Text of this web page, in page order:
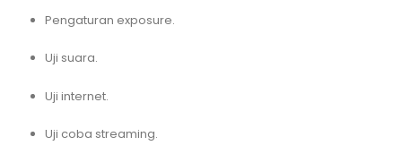
Pengaturan exposure.
Uji suara.
Uji internet.
Uji coba streaming.